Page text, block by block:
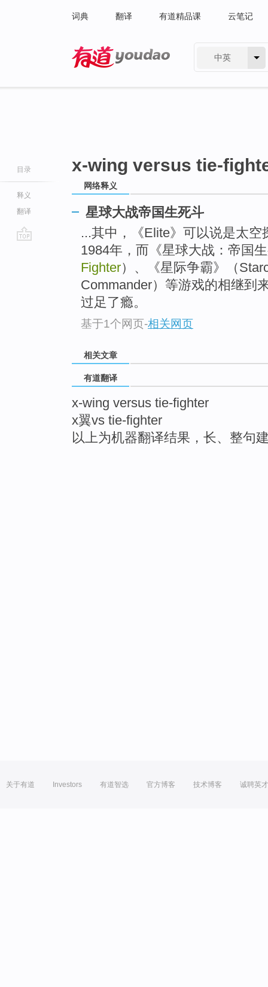
词典 翻译 有道精品课 云笔记
中英
目录
释义
翻译
x-wing versus tie-
网络释义
星球大战帝国生死斗
...其中，《Elite》可以说是太空
1984年，而《星球大战：帝国
Fighter）、《星际争霸》（
Commander）等游戏的相继到
过足了瘾。
基于1个网页-相关网页
相关文章
有道翻译
x-wing versus tie-fighter
x翼vs tie-fighter
以上为机器翻译结果，长、整句
关于有道 Investors 有道智选 官方博客 技术博客 诚聘英才